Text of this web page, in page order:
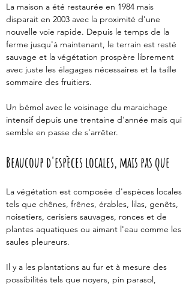
La maison a été restaurée en 1984 mais
disparait en 2003 avec la proximité d'une
nouvelle voie rapide. Depuis le temps de la
ferme jusqu'à maintenant, le terrain est resté
sauvage et la végétation prospère librement
avec juste les élagages nécessaires et la taille
sommaire des fruitiers.
Un bémol avec le voisinage du maraichage
intensif depuis une trentaine d'année mais qui
semble en passe de s'arrêter.
Beaucoup d'espèces locales, mais pas que
La végétation est composée d'espèces locales
tels que chênes, frênes, érables, lilas, genêts,
noisetiers, cerisiers sauvages, ronces et de
plantes aquatiques ou aimant l'eau comme les
saules pleureurs.
Il y a les plantations au fur et à mesure des
possibilités tels que noyers, pin parasol,